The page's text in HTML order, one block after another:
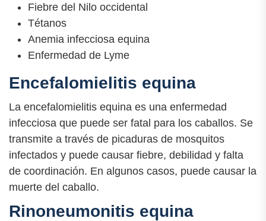
Fiebre del Nilo occidental
Tétanos
Anemia infecciosa equina
Enfermedad de Lyme
Encefalomielitis equina
La encefalomielitis equina es una enfermedad
infecciosa que puede ser fatal para los caballos. Se
transmite a través de picaduras de mosquitos
infectados y puede causar fiebre, debilidad y falta
de coordinación. En algunos casos, puede causar la
muerte del caballo.
Rinoneumonitis equina